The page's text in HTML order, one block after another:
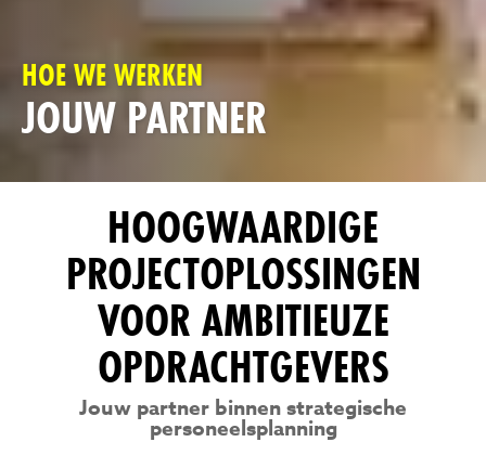
JOUW PARTNER
HOE WE WERKEN
HOOGWAARDIGE
PROJECTOPLOSSINGEN
VOOR AMBITIEUZE
OPDRACHTGEVERS
Jouw partner binnen strategische
personeelsplanning